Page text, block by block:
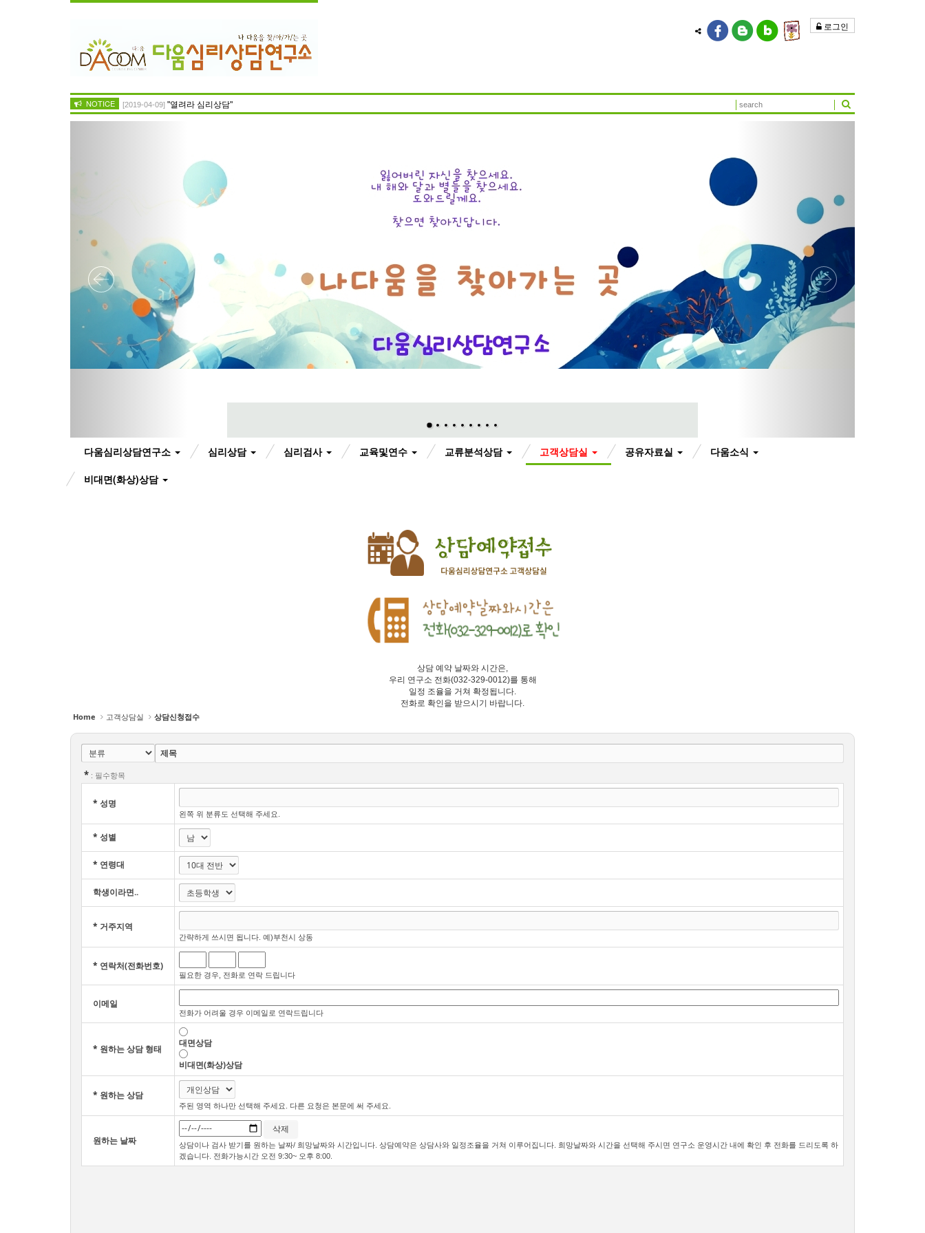
로그인
NOTICE [2019-04-09] "열려라 심리상담"
다움심리상담연구소 심리상담 심리검사 교육및연수 교류분석상담 고객상담실 공유자료실
다움소식
비대면(화상)상담
상담 예약 날짜와 시간은,
우리 연구소 전화(032-329-0012)를 통해
일정 조율을 거쳐 확정됩니다.
전화로 확인을 받으시기 바랍니다.
Home 고객상담실 상담신청접수
제목
* : 필수항목
* 성명
왼쪽 위 분류도 선택해 주세요.
* 성별
* 연령대
학생이라면..
* 거주지역
간략하게 쓰시면 됩니다. 예)부천시 상동
* 연락처(전화번호)
필요한 경우, 전화로 연락 드립니다
이메일
전화가 어려울 경우 이메일로 연락드립니다
* 원하는 상담 형태
대면상담
비대면(화상)상담
* 원하는 상담
주된 영역 하나만 선택해 주세요. 다른 요청은 본문에 써 주세요.
원하는 날짜
삭제
상담이나 검사 받기를 원하는 날짜/ 희망날짜와 시간입니다. 상담예약은 상담사와 일정조율을 거쳐 이루어집니다. 희망날짜와 시간을 선택해 주시면 연구소 운영시간 내에 확인 후 전화를 드리도록 하
겠습니다. 전화가능시간 오전 9:30~ 오후 8:00.